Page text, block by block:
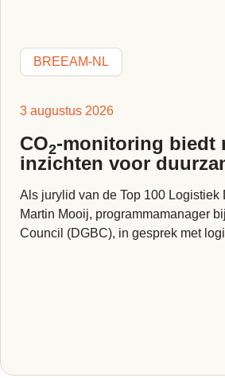
BREEAM-NL
3 augustus 2026
CO2-monitoring biedt
inzichten voor
Als jurylid van de Top 100 Logistiek
Martin Mooij, programmamanager
Council (DGBC), in gesprek met